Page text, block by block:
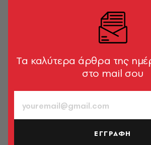
ΠΟΛΙΤΙΚΗ &
Παπαδόπουλος
βανδαλισμό στην
SHOWBIZ
Γρηγόρης
προσέβαλε
Tα καλύτερα άρθρα της
στο mail σου
ΕΓΓΡΑΦΗ